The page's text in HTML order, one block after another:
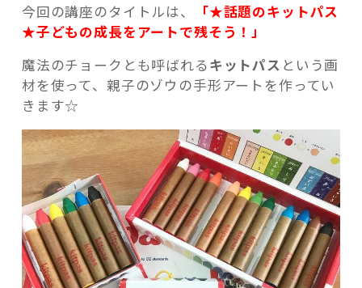
今回の講座のタイトルは、
「★話題のキットパス
★子どもの成長をアートで残そう！」
魔法のチョークとも呼ばれるキットパス という画
材を使って、親子のゾウの手形アートを作ってい
きます☆